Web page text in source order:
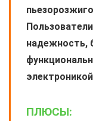
надежность,
ПЛЮСЫ: